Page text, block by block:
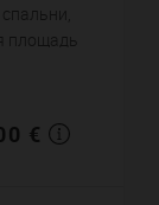
площадь
€